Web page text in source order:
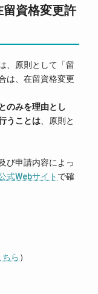
資格変更許
、原則として「留
は、在留資格変更
のみを理由とし
うことは 、原則と
び申請内容によっ
式Webサイト で確
ら ）